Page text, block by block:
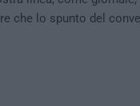
che lo spunto del